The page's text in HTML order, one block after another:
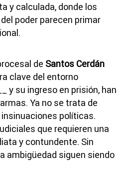
y calculada, donde los
poder parecen primar
de Santos Cerdán
clave del entorno
y su ingreso en prisión, han
Ya no se trata de
políticas.
que requieren una
y contundente. Sin
ambigüedad siguen siendo